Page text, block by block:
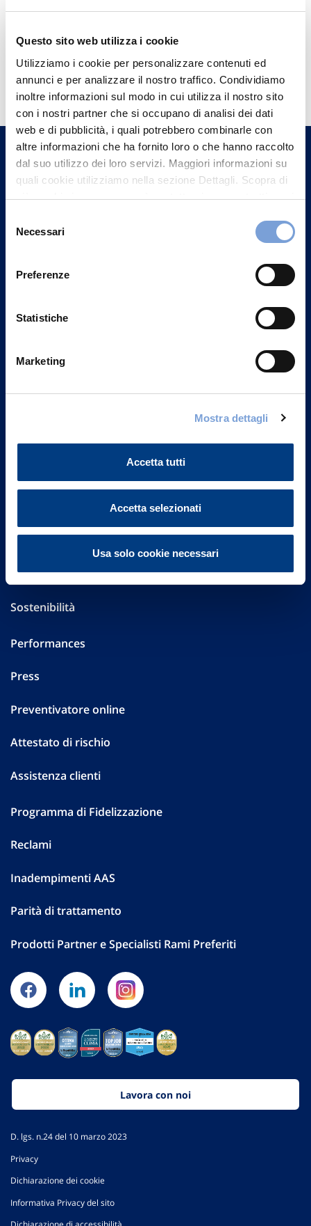
Questo sito web utilizza i cookie
Utilizziamo i cookie per personalizzare contenuti ed
annunci e per analizzare il nostro traffico. Condividiamo
inoltre informazioni sul modo in cui utilizza il nostro sito
con i nostri partner che si occupano di analisi dei dati
web e di pubblicità, i quali potrebbero combinarle con
altre informazioni che ha fornito loro o che hanno raccolto
dal suo utilizzo dei loro servizi. Maggiori informazioni su
quali cookie utilizziamo nella sezione Dettagli. Scopra di
più su chi siamo, come può contattarci e come trattiamo i
può trovare nel footer del sito nella sezione "Informativa
delNecessari
Preferenze
Statistiche
Marketing
Mostra dettagli
Accetta tutti
Accetta selezionati
Usa solo cookie necessari
Hai bisogno di
informazioni?
Trova l'Agenzia più vicina a te e parla con
un nostro Agente.
Contattaci
Vittoria Assicurazioni S.p.A.
Investor Relations
Altre informazioni
Sostenibilità
Performances
Press
Preventivatore online
Attestato di rischio
Assistenza clienti
Programma di Fidelizzazione
Reclami
Inadempimenti AAS
Parità di trattamento
Prodotti Partner e Specialisti Rami Preferiti
Lavora con noi
D. lgs. n.24 del 10 marzo 2023
Privacy
Dichiarazione dei cookie
Informativa Privacy del sito